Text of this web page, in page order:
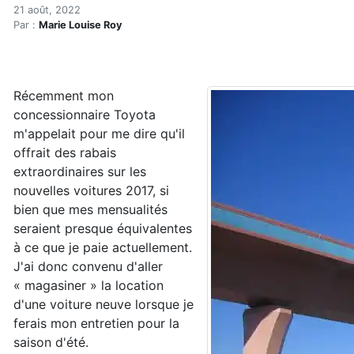
Accueil
Articles
L'achat d'une voiture neuve lorsqu'on est
L'achat d'une voiture
21 août, 2022
Par : Marie Louise Roy
Récemment mon
concessionnaire Toyota
m'appelait pour me dire qu'il
offrait des rabais
extraordinaires sur les
nouvelles voitures 2017, si
bien que mes mensualités
seraient presque équivalentes
à ce que je paie actuellement.
J'ai donc convenu d'aller
« magasiner » la location
d'une voiture neuve lorsque je
ferais mon entretien pour la
saison d'été.